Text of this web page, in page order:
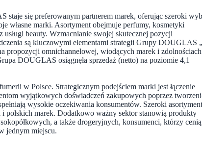
się preferowanym partnerem marek, oferując szeroki
własne marki. Asortyment obejmuje perfumy, kosmetyki
beauty. Wzmacnianie swojej skutecznej pozycji
są kluczowymi elementami strategii Grupy DOUGLAS
omnichannelowej, wiodących marek i zdolnościach
DOUGLAS osiągnęła sprzedaż (netto) na poziomie 4,1
w Polsce. Strategicznym podejściem marki jest łączenie
wyjątkowych doświadczeń zakupowych poprzez
wysokie oczekiwania konsumentów. Szeroki asortyment
polskich marek. Dodatkowo ważny sektor stanowią produkty
a także drogeryjnych, konsumenci, którzy cenią
jednym miejscu.